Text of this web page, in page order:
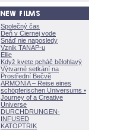
Společný čas
Deň v Čiernej vode
Snáď nie naposledy
Vznik TANAP-u
Ellie
Když kvete pcháč bělohlavý
Výtvarné setkání na
Prostřední Bečvě
ARMONÍA – Reise eines
schöpferischen Universums •
Journey of a Creative
Universe
DURCHDRUNGEN·
INFUSED
KATOPTRIK